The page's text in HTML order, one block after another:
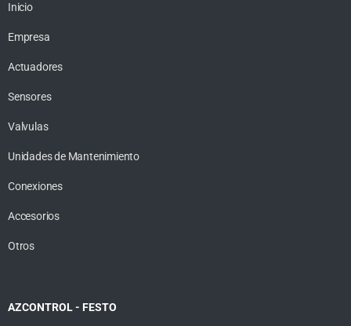
Inicio
Empresa
Actuadores
Sensores
Valvulas
Unidades de Mantenimiento
Conexiones
Accesorios
Otros
AZCONTROL - FESTO